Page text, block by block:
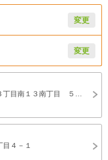
変更
変更
４－１